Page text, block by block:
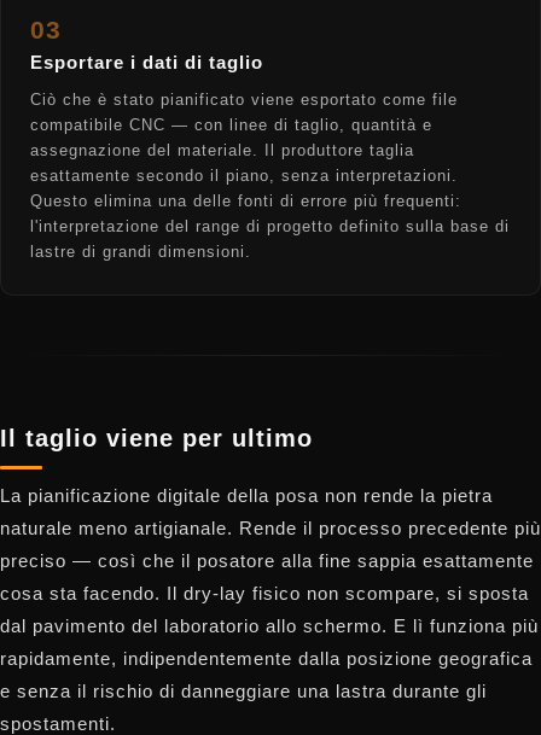
03
Esportare i dati di taglio
Ciò che è stato pianificato viene esportato come file
compatibile CNC — con linee di taglio, quantità e
assegnazione del materiale. Il produttore taglia
esattamente secondo il piano, senza interpretazioni.
Questo elimina una delle fonti di errore più frequenti:
l'interpretazione del range di progetto definito sulla base di
lastre di grandi dimensioni.
Il taglio viene per ultimo
La pianificazione digitale della posa non rende la pietra
naturale meno artigianale. Rende il processo precedente più
preciso — così che il posatore alla fine sappia esattamente
cosa sta facendo. Il dry-lay fisico non scompare, si sposta
dal pavimento del laboratorio allo schermo. E lì funziona più
rapidamente, indipendentemente dalla posizione geografica
e senza il rischio di danneggiare una lastra durante gli
spostamenti.